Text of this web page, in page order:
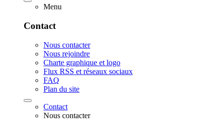
Menu
Contact
Nous contacter
Nous rejoindre
Charte graphique et logo
Flux RSS et réseaux sociaux
FAQ
Plan du site
Contact
Nous contacter